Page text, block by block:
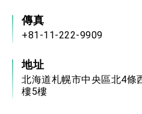
傳真
+81-11-222-9909
地址
北海道札幌市中央區北4條
樓5樓